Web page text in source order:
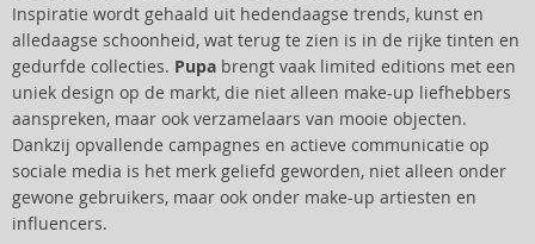
Inspiratie wordt gehaald uit hedendaagse trends, kunst en
alledaagse schoonheid, wat terug te zien is in de rijke tinten en
gedurfde collecties. Pupa brengt vaak limited editions met een
uniek design op de markt, die niet alleen make-up liefhebbers
aanspreken, maar ook verzamelaars van mooie objecten.
Dankzij opvallende campagnes en actieve communicatie op
sociale media is het merk geliefd geworden, niet alleen onder
gewone gebruikers, maar ook onder make-up artiesten en
influencers.